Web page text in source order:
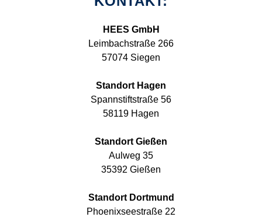
HEES GmbH
Leimbachstraße 266
57074 Siegen
Standort Hagen
Spannstiftstraße 56
58119 Hagen
Standort Gießen
Aulweg 35
35392 Gießen
Standort Dortmund
Phoenixseestraße 22